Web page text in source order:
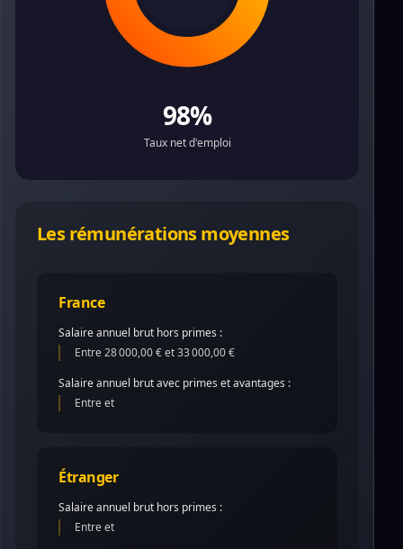
98%
Taux net d'emploi
Les rémunérations moyennes
France
Salaire annuel brut hors primes :
Entre 28 000,00 € et 33 000,00 €
Salaire annuel brut avec primes et avantages :
Entre et
Étranger
Salaire annuel brut hors primes :
Entre et